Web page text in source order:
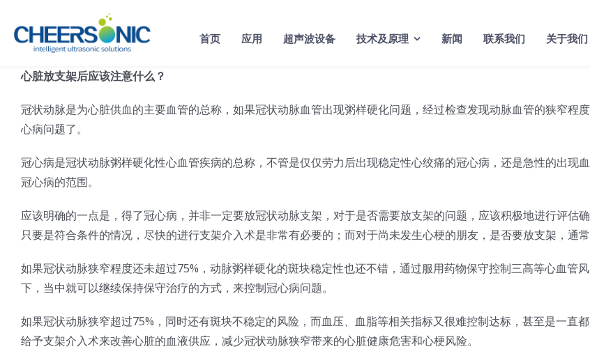
content
首页 应用 超声波设备 技术及原理 新闻 联系我们 关于我们
心脏放支架后应该注意什么？
冠状动脉是为心脏供血的主要血管的总称，如果冠状动脉血管出现粥样硬化问题，经过检查发现动脉血管的狭窄程
心病问题了。
冠心病是冠状动脉粥样硬化性心血管疾病的总称，不管是仅仅劳力后出现稳定性心绞痛的冠心病，还是急性的出现
冠心病的范围。
应该明确的一点是，得了冠心病，并非一定要放冠状动脉支架，对于是否需要放支架的问题，应该积极地进行评估
只要是符合条件的情况，尽快的进行支架介入术是非常有必要的；而对于尚未发生心梗的朋友，是否要放支架，通常
如果冠状动脉狭窄程度还未超过75%，动脉粥样硬化的斑块稳定性也还不错，通过服用药物保守控制三高等心血管
下，当中就可以继续保持保守治疗的方式，来控制冠心病问题。
如果冠状动脉狭窄超过75%，同时还有斑块不稳定的风险，而血压、血脂等相关指标又很难控制达标，甚至是一直
给予支架介入术来改善心脏的血液供应，减少冠状动脉狭窄带来的心脏健康危害和心梗风险。